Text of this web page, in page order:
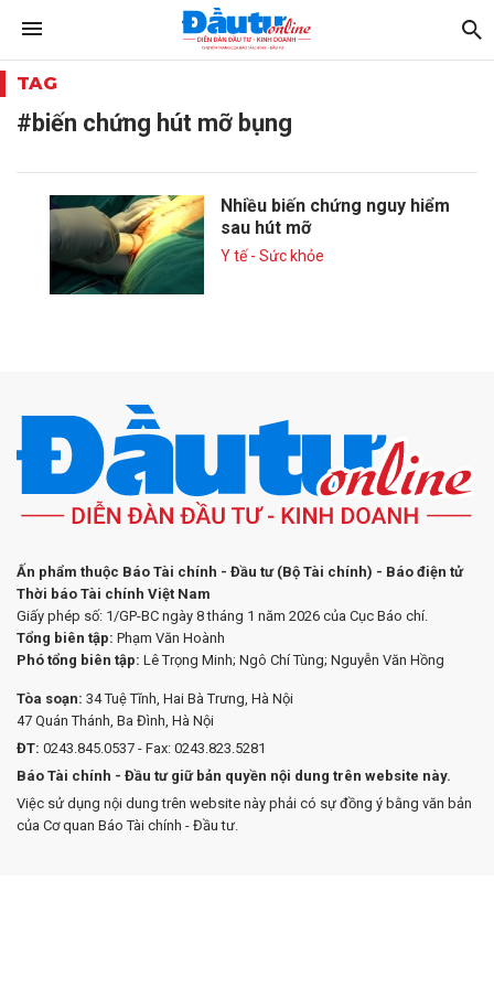
TAG
#biến chứng hút mỡ bụng
Nhiều biến chứng nguy hiểm
sau hút mỡ
Y tế - Sức khỏe
Ấn phẩm thuộc Báo Tài chính - Đầu tư (Bộ Tài chính) - Báo điện tử
Thời báo Tài chính Việt Nam
Giấy phép số: 1/GP-BC ngày 8 tháng 1 năm 2026 của Cục Báo chí.
Tổng biên tập: Phạm Văn Hoành
Phó tổng biên tập: Lê Trọng Minh; Ngô Chí Tùng; Nguyễn Văn Hồng
Tòa soạn: 34 Tuệ Tĩnh, Hai Bà Trưng, Hà Nội
47 Quán Thánh, Ba Đình, Hà Nội
ĐT: 0243.845.0537 - Fax: 0243.823.5281
Báo Tài chính - Đầu tư giữ bản quyền nội dung trên website này.
Việc sử dụng nội dung trên website này phải có sự đồng ý bằng văn bản
của Cơ quan Báo Tài chính - Đầu tư.